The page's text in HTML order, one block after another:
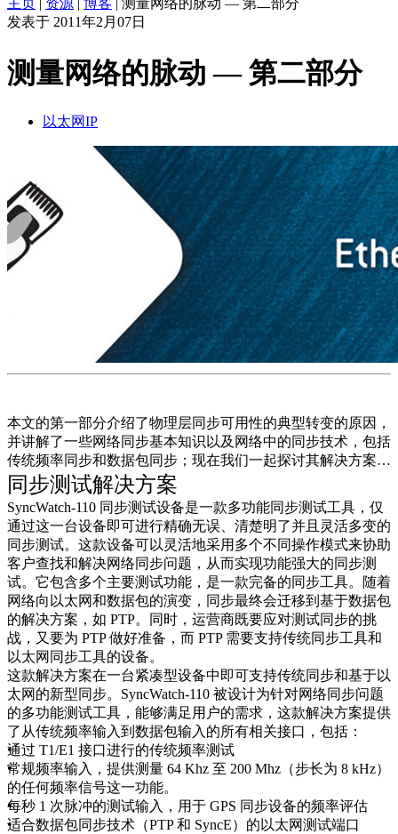
ZH
产
品
支
持
服
务
源
联
系
注
册
登
录
公
司
招
聘
启
事
合
作
伙
伴
供
应
商
主页 | 资源 | 博客 | 测量网络的脉动 — 第二部分
发表于 2011年2月07日
测量网络的脉动 — 第二部分
以太网IP
本文的第一部分介绍了物理层同步可用性的典型转变的原因，
并讲解了一些网络同步基本知识以及网络中的同步技术，包括
传统频率同步和数据包同步；现在我们一起探讨其解决方案…
同步测试解决方案
SyncWatch-110 同步测试设备是一款多功能同步测试工具，仅
通过这一台设备即可进行精确无误、清楚明了并且灵活多变的
同步测试。这款设备可以灵活地采用多个不同操作模式来协助
客户查找和解决网络同步问题，从而实现功能强大的同步测
试。它包含多个主要测试功能，是一款完备的同步工具。随着
网络向以太网和数据包的演变，同步最终会迁移到基于数据包
的解决方案，如 PTP。同时，运营商既要应对测试同步的挑
战，又要为 PTP 做好准备，而 PTP 需要支持传统同步工具和
以太网同步工具的设备。
这款解决方案在一台紧凑型设备中即可支持传统同步和基于以
太网的新型同步。SyncWatch-110 被设计为针对网络同步问题
的多功能测试工具，能够满足用户的需求，这款解决方案提供
了从传统频率输入到数据包输入的所有相关接口，包括：
通过 T1/E1 接口进行的传统频率测试
常规频率输入，提供测量 64 Khz 至 200 Mhz（步长为 8 kHz）
的任何频率信号这一功能。
每秒 1 次脉冲的测试输入，用于 GPS 同步设备的频率评估
适合数据包同步技术（PTP 和 SyncE）的以太网测试端口